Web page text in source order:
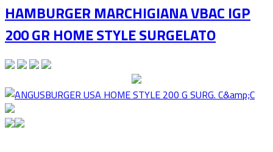
HAMBURGER MARCHIGIANA VBAC IGP
200 GR HOME STYLE SURGELATO